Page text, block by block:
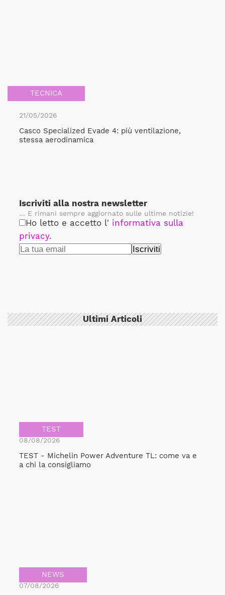
TECNICA
21/05/2026
Casco Specialized Evade 4: più ventilazione,
stessa aerodinamica
Iscriviti alla nostra newsletter
... E rimani sempre aggiornato sulle ultime notizie!
Ho letto e accetto l' informativa sulla
privacy.
Ultimi Articoli
TEST
08/08/2026
TEST - Michelin Power Adventure TL: come va e
a chi la consigliamo
NEWS
07/08/2026